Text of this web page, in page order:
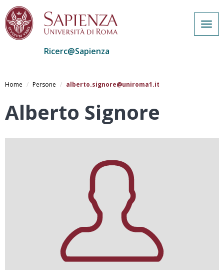
al
principale
Ricerc@Sapienza
Home Persone alberto.signore@uniroma1.it
Alberto Signore